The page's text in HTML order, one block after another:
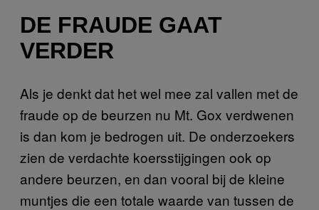
DE FRAUDE GAAT
VERDER
Als je denkt dat het wel mee zal vallen met de
fraude op de beurzen nu Mt. Gox verdwenen
is dan kom je bedrogen uit. De onderzoekers
zien de verdachte koersstijgingen ook op
andere beurzen, en dan vooral bij de kleine
muntjes die een totale waarde van tussen de